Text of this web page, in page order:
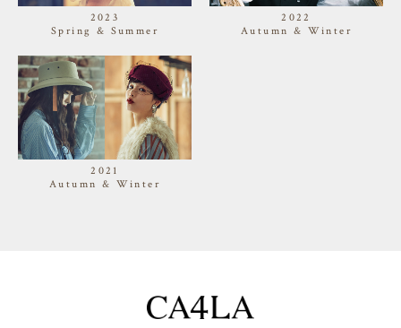
2023
Spring & Summer
2022
Autumn & Winter
2021
Autumn & Winter